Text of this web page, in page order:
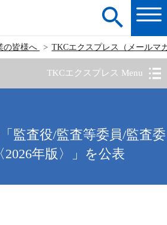
の皆様へ TKCエクスプレス（メールマ
TKCエクスプレス Menu
監査役/監査等委員/監査委
年版〉」を公表